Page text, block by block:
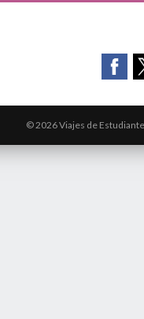
© 2026 Viajes de